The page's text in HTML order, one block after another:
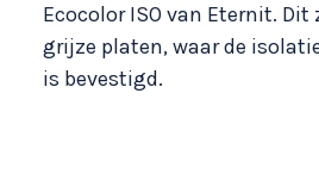
Ecocolor ISO van Eternit. Dit
grijze platen, waar de
is bevestigd.